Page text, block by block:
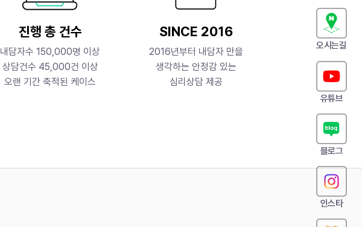
오시는길
유튜브
​블로그
인스타
진행 총 건수 SINCE 2016
내담자수 150,000명 이상
상담건수 45,000건 이상
오랜 기간 축적된 케이스
2016년부터 내담자 만을
생각하는 안정감 있는
​심리상담 제공